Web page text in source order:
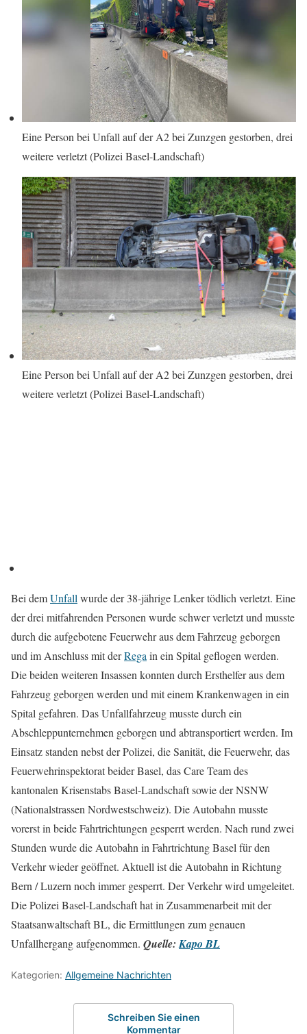
Eine Person bei Unfall auf der A2 bei Zunzgen gestorben, drei
weitere verletzt (Polizei Basel-Landschaft)
Eine Person bei Unfall auf der A2 bei Zunzgen gestorben, drei
weitere verletzt (Polizei Basel-Landschaft)
Bei demUnfall wurde der 38-jährige Lenker tödlich verletzt. Eine
der drei mitfahrenden Personen wurde schwer verletzt und musste
durch die aufgebotene Feuerwehr aus dem Fahrzeug geborgen
und im Anschluss mit derRega in ein Spital geflogen werden.
Die beiden weiteren Insassen konnten durch Ersthelfer aus dem
Fahrzeug geborgen werden und mit einem Krankenwagen in ein
Spital gefahren. Das Unfallfahrzeug musste durch ein
Abschleppunternehmen geborgen und abtransportiert werden. Im
Einsatz standen nebst der Polizei, die Sanität, die Feuerwehr, das
Feuerwehrinspektorat beider Basel, das Care Team des
kantonalen Krisenstabs Basel-Landschaft sowie der NSNW
(Nationalstrassen Nordwestschweiz). Die Autobahn musste
vorerst in beide Fahrtrichtungen gesperrt werden. Nach rund zwei
Stunden wurde die Autobahn in Fahrtrichtung Basel für den
Verkehr wieder geöffnet. Aktuell ist die Autobahn in Richtung
Bern / Luzern noch immer gesperrt. Der Verkehr wird umgeleitet.
Die Polizei Basel-Landschaft hat in Zusammenarbeit mit der
Staatsanwaltschaft BL, die Ermittlungen zum genauen
Unfallhergang aufgenommen. Quelle:Kapo BL
Kategorien: Allgemeine Nachrichten
Schreiben Sie einen
Kommentar